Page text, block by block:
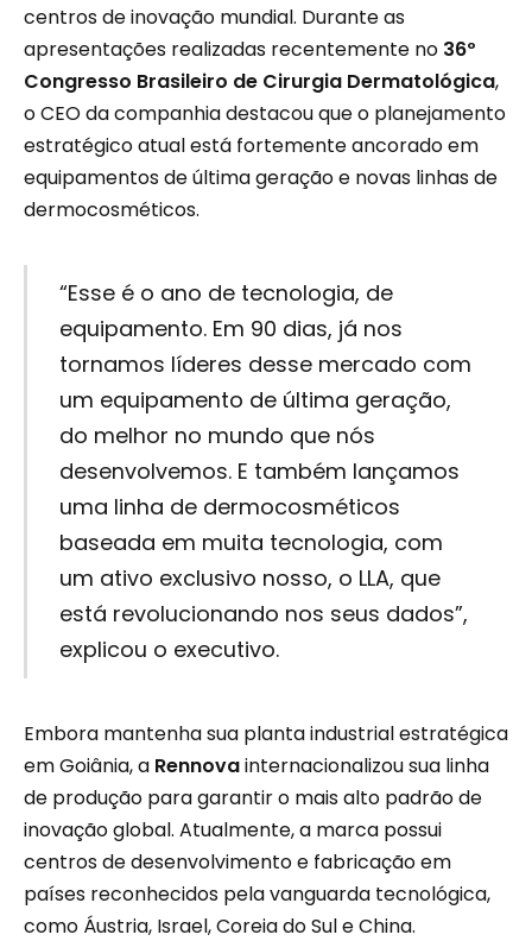
centros de inovação mundial. Durante as
apresentações realizadas recentemente no 36º
Congresso Brasileiro de Cirurgia Dermatológica,
o CEO da companhia destacou que o planejamento
estratégico atual está fortemente ancorado em
equipamentos de última geração e novas linhas de
dermocosméticos.
“Esse é o ano de tecnologia, de
equipamento. Em 90 dias, já nos
tornamos líderes desse mercado com
um equipamento de última geração,
do melhor no mundo que nós
desenvolvemos. E também lançamos
uma linha de dermocosméticos
baseada em muita tecnologia, com
um ativo exclusivo nosso, o LLA, que
está revolucionando nos seus dados”,
explicou o executivo.
Embora mantenha sua planta industrial estratégica
em Goiânia, a Rennovainternacionalizou sua linha
de produção para garantir o mais alto padrão de
inovação global. Atualmente, a marca possui
centros de desenvolvimento e fabricação em
países reconhecidos pela vanguarda tecnológica,
como Áustria, Israel, Coreia do Sul e China.